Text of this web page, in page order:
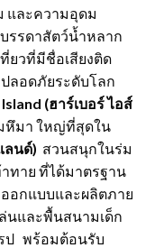
และความอุดม
รรดาสัตว์น้ำหลาก
ยวที่มีชื่อเสียงติด
ลอดภัยระดับโลก
(ฮาร์เบอร์ ไอส์
หึมา ใหญ่ที่สุดใน
ลนด์) สวนสนุกในร่ม
ทาย ที่ได้มาตรฐาน
อกแบบและผลิตภาย
นและพื้นสนามเด็ก
รป พร้อมต้อนรับ